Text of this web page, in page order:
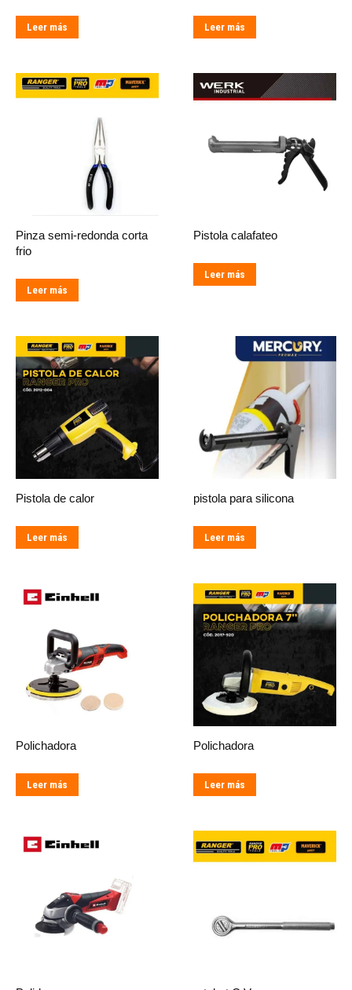
Leer más Leer más
Pinza semi-redonda corta
frio
Leer más
Pistola calafateo
Leer más
Pistola de calor
Leer más
pistola para silicona
Leer más
Polichadora
Leer más
Polichadora
Leer más